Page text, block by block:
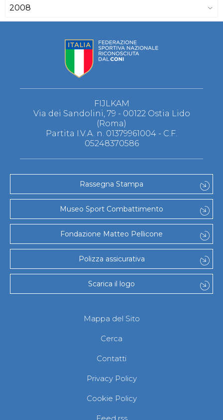
2008
FIJLKAM
Via dei Sandolini, 79 - 00122 Ostia Lido
(Roma)
Partita I.V.A. n. 01379961004 - C.F.
05248370586
Rassegna Stampa
Museo Sport Combattimento
Fondazione Matteo Pellicone
Polizza assicurativa
Scarica il logo
Mappa del Sito
Cerca
Contatti
Privacy Policy
Cookie Policy